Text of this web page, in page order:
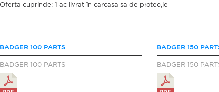
Oferta cuprinde: 1 ac livrat în carcasa sa de protecţie
BADGER 100 PARTS
BADGER 100 PARTS
BADGER 150
BADGER 150